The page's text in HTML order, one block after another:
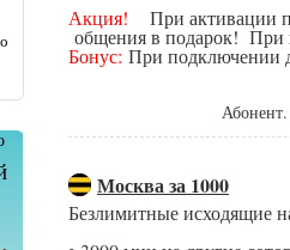
Акция! При активации
общения в подарок! При
Бонус: При подключении
Москва за 1000
Безлимитные исходящие